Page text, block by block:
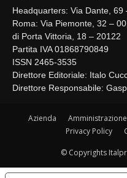
Headquarters: Via Dante,
Roma: Via Piemonte, 32 –
di Porta Vittoria, 18 – 20122
Partita IVA 01868790849
ISSN 2465-3535
Direttore Editoriale: Italo
Direttore Responsabile:
Azienda
Privacy Policy
© Copyrights